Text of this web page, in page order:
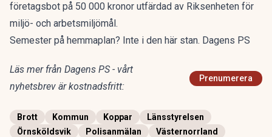
företagsbot på 50 000 kronor utfärdad av Riksenheten för
miljö- och arbetsmiljömål.
Semester på hemmaplan? Inte i den här stan. Dagens PS
Läs mer från Dagens PS - vårt
nyhetsbrev är kostnadsfritt:
Prenumerera
Brott Kommun Koppar
Länsstyrelsen
Örnsköldsvik
Polisanmälan Västernorrland